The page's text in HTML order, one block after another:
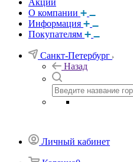
Акции
О компании
Информация
Покупателям
Санкт-Петербург
Назад
Личный кабинет